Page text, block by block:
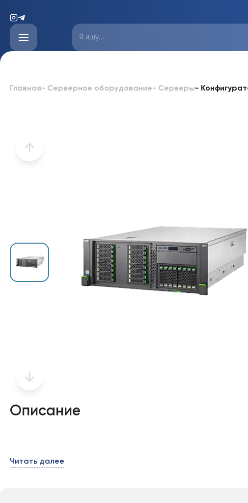
Главная- Серверное оборудование- Серверы-
Описание
Читать далее